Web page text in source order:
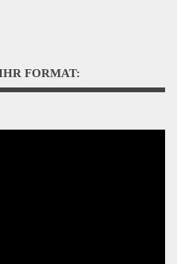
FORMAT: